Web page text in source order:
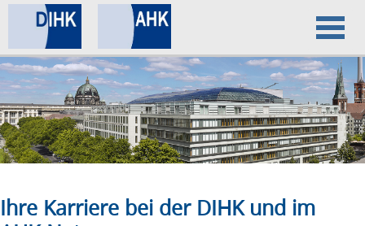
Home
Datenschutz
Impressum
Ihre Karriere bei der DIHK und im